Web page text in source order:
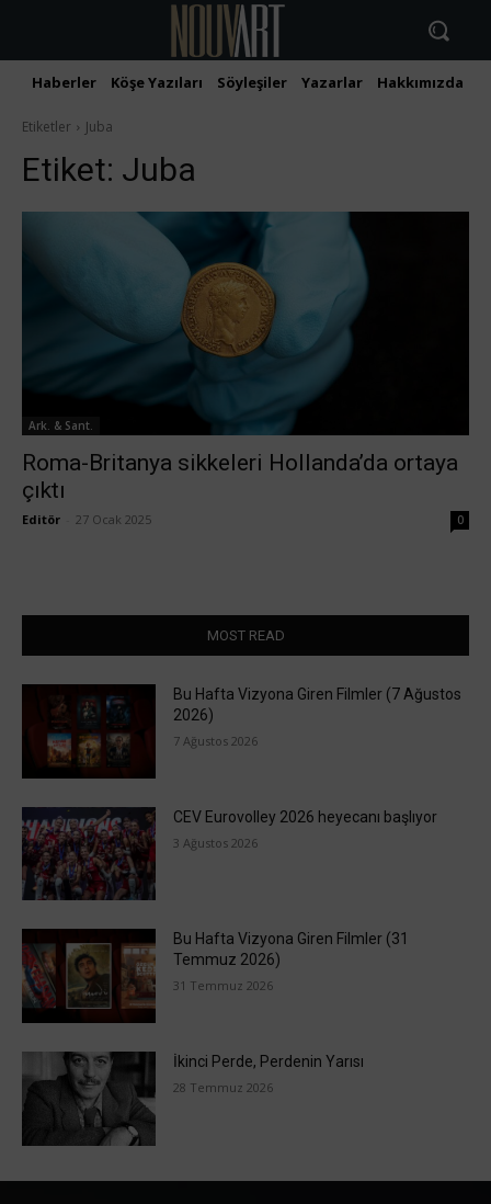
Haberler Köşe Yazıları Söyleşiler Yazarlar Hakkımızda
Etiketler Juba
Etiket: Juba
Ark. & Sant.
Roma-Britanya sikkeleri Hollanda’da ortaya
çıktı
Editör 27 Ocak 2025 0
MOST READ
Bu Hafta Vizyona Giren Filmler (7 Ağustos
2026)
7 Ağustos 2026
CEV Eurovolley 2026 heyecanı başlıyor
3 Ağustos 2026
Bu Hafta Vizyona Giren Filmler (31
Temmuz 2026)
31 Temmuz 2026
İkinci Perde, Perdenin Yarısı
28 Temmuz 2026